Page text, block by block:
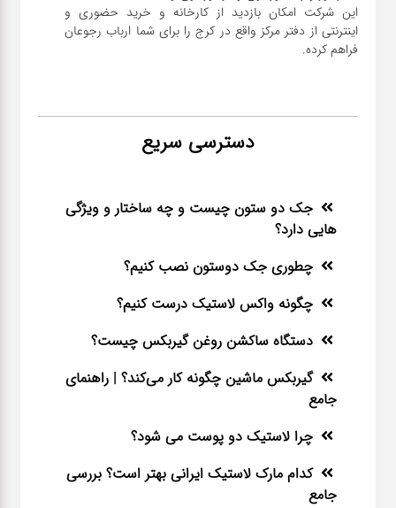
این شرکت امکان بازدید از کارخانه و خرید حضوری و
اینترنتی از دفتر مرکز واقع در کرج را برای شما ارباب رجوعان
فراهم کرده.
دسترسی سریع
جک دو ستون چیست و چه ساختار و ویژگی
هایی دارد؟
چطوری جک دوستون نصب کنیم؟
چگونه واکس لاستیک درست کنیم؟
دستگاه ساکشن روغن گیربکس چیست؟
گیربکس ماشین چگونه کار می‌کند؟ | راهنمای
جامع
چرا لاستیک دو پوست می شود؟
کدام مارک لاستیک ایرانی بهتر است؟ بررسی
جامع